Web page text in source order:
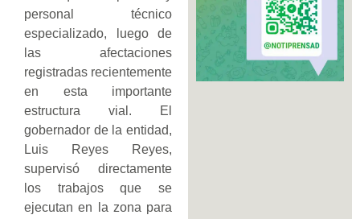
personal técnico
especializado, luego de
las afectaciones
registradas recientemente
en esta importante
estructura vial. El
gobernador de la entidad,
Luis Reyes Reyes,
supervisó directamente
los trabajos que se
ejecutan en la zona para